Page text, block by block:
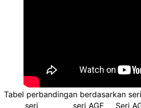
Tabel perbandingan berdasarkan
seri
seri AGF Seri